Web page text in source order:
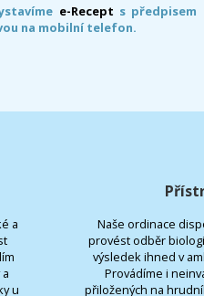
e-Recept s předpisem
na mobilní telefon.
a
u
Naše ordinace
provést odběr
výsledek ihned v
Provádíme i
přiložených na